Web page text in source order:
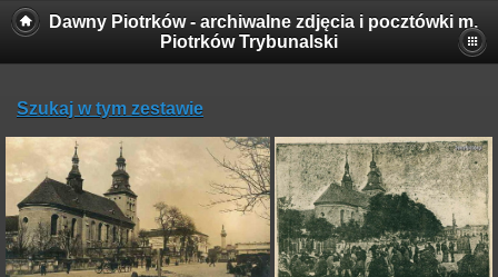
Dawny Piotrków - archiwalne zdjęcia i pocztówki m.
Piotrków Trybunalski
Szukaj w tym zestawie